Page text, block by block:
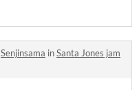
Senjinsama inSanta Jones jam